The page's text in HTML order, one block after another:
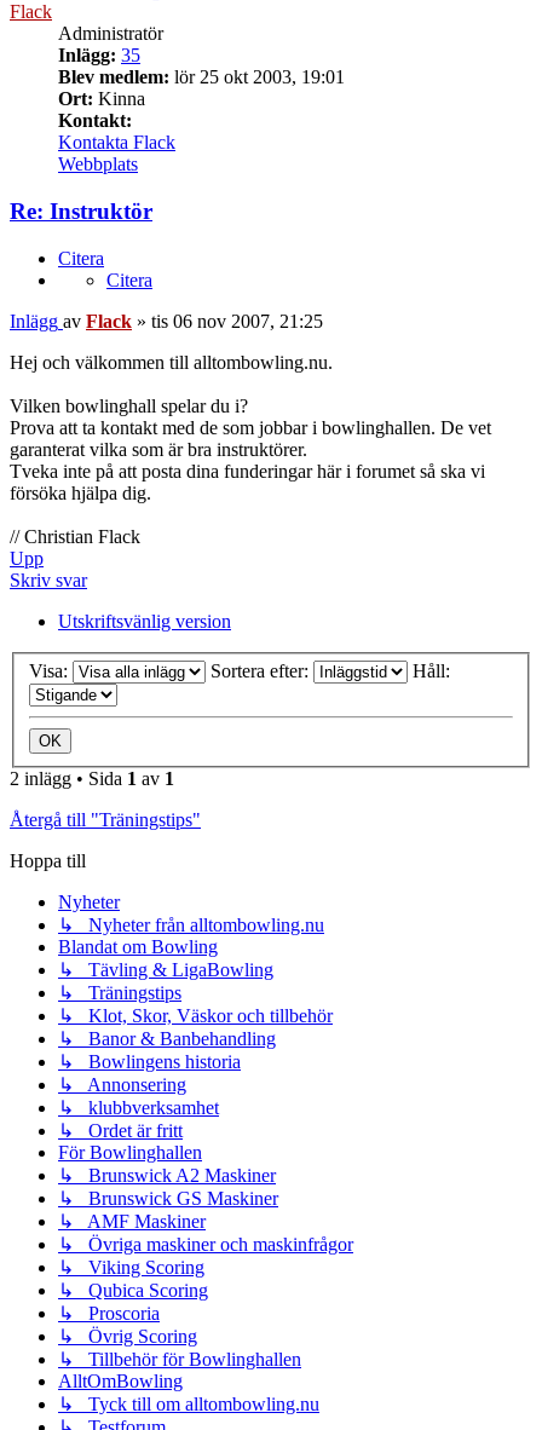
Flack
Administratör
Inlägg: 35
Blev medlem: lör 25 okt 2003, 19:01
Ort: Kinna
Kontakt:
Kontakta Flack
Webbplats
Re: Instruktör
Citera
Citera
Inlägg av Flack » tis 06 nov 2007, 21:25
Hej och välkommen till alltombowling.nu.
Vilken bowlinghall spelar du i?
Prova att ta kontakt med de som jobbar i bowlinghallen. De vet
garanterat vilka som är bra instruktörer.
Tveka inte på att posta dina funderingar här i forumet så ska vi
försöka hjälpa dig.
// Christian Flack
Upp
Skriv svar
Utskriftsvänlig version
Visa: Sortera efter: Håll:
2 inlägg • Sida 1 av 1
Återgå till "Träningstips"
Hoppa till
Nyheter
↳ Nyheter från alltombowling.nu
Blandat om Bowling
↳ Tävling & LigaBowling
↳ Träningstips
↳ Klot, Skor, Väskor och tillbehör
↳ Banor & Banbehandling
↳ Bowlingens historia
↳ Annonsering
↳ klubbverksamhet
↳ Ordet är fritt
För Bowlinghallen
↳ Brunswick A2 Maskiner
↳ Brunswick GS Maskiner
↳ AMF Maskiner
↳ Övriga maskiner och maskinfrågor
↳ Viking Scoring
↳ Qubica Scoring
↳ Proscoria
↳ Övrig Scoring
↳ Tillbehör för Bowlinghallen
AlltOmBowling
↳ Tyck till om alltombowling.nu